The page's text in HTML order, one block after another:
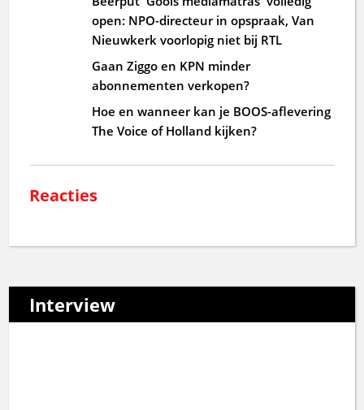
open: NPO-directeur in opspraak, Van
Nieuwkerk voorlopig niet bij RTL
Gaan Ziggo en KPN minder
abonnementen verkopen?
Hoe en wanneer kan je BOOS-aflevering
The Voice of Holland kijken?
Reacties
Interview